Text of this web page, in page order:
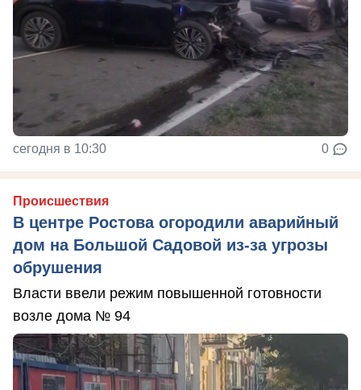
сегодня в 10:30 0
Происшествия
В центре Ростова огородили аварийный
дом на Большой Садовой из-за угрозы
обрушения
Власти ввели режим повышенной готовности
возле дома № 94